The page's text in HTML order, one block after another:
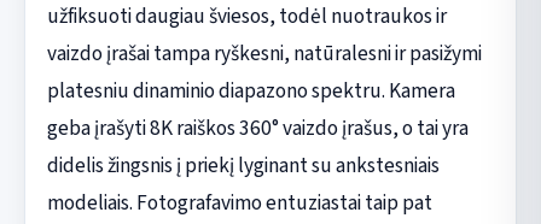
užfiksuoti daugiau šviesos, todėl nuotraukos ir
vaizdo įrašai tampa ryškesni, natūralesni ir pasižymi
platesniu dinaminio diapazono spektru. Kamera
geba įrašyti 8K raiškos 360° vaizdo įrašus, o tai yra
didelis žingsnis į priekį lyginant su ankstesniais
modeliais. Fotografavimo entuziastai taip pat